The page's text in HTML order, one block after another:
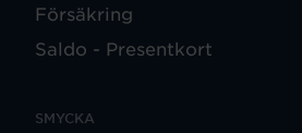
Försäkring
Saldo - Presentkort
SMYCKA